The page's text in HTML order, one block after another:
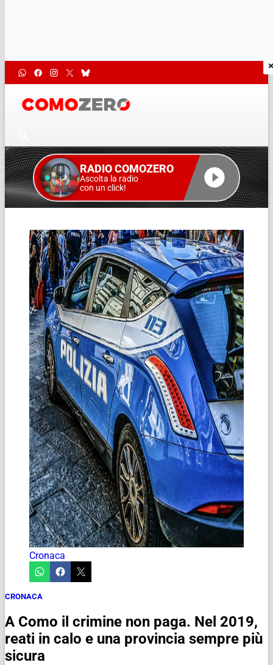
RADIO COMOZERO
Ascolta la radio
con un click!
Cronaca
CRONACA
A Como il crimine non paga. Nel 2019,
reati in calo e una provincia sempre più
sicura